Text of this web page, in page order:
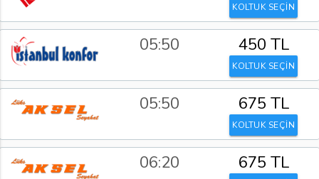
KOLTUK SEÇİN
05:50 450 TL
KOLTUK SEÇİN
05:50 675 TL
KOLTUK SEÇİN
06:20 675 TL